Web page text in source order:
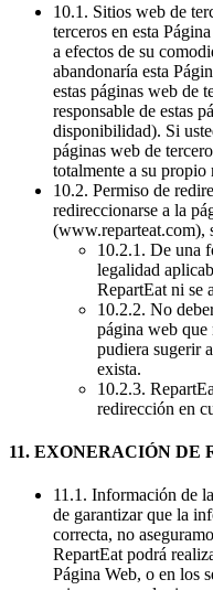
10.1. Sitios web de
terceros en esta
a efectos de su
abandonaría esta
estas páginas web de
responsable de estas
disponibilidad). Si
páginas web de
totalmente a su propio
10.2. Permiso de
redireccionarse a la
(www.reparteat.com),
10.2.1. De una
legalidad
RepartEat ni se
10.2.2. No
página web que
pudiera sugerir
exista.
10.2.3.
redirección en
11. EXONERACIÓN DE
11.1. Información de
de garantizar que la
correcta, no
RepartEat podrá
Página Web, o en los